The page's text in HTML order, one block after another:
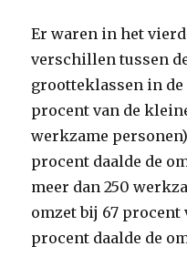
Er waren in het
verschillen tussen
grootteklassen in
procent van de
werkzame
procent daalde de
meer dan 250
omzet bij 67 procent
procent daalde de